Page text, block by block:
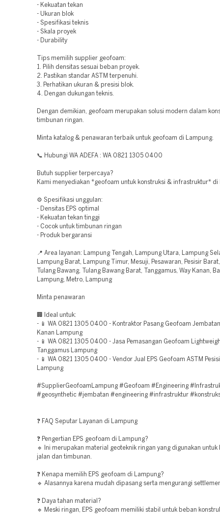
- Kekuatan tekan
- Ukuran blok
- Spesifikasi teknis
- Skala proyek
- Durability
Tips memilih supplier geofoam:
1. Pilih densitas sesuai beban proyek.
2. Pastikan standar ASTM terpenuhi.
3. Perhatikan ukuran & presisi blok.
4. Dengan dukungan teknis.
Dengan demikian, geofoam merupakan solusi modern dalam
timbunan ringan.
Minta katalog & penawaran terbaik untuk geofoam di Lampung.
📞 Hubungi WA ADEFA : WA 0821 1305 0400
Butuh supplier terpercaya?
Kami menyediakan *geofoam untuk konstruksi & infrastruktur* di
⚙️ Spesifikasi unggulan:
- Densitas EPS optimal
- Kekuatan tekan tinggi
- Cocok untuk timbunan ringan
- Produk bergaransi
📍 Area layanan: Lampung Tengah, Lampung Utara, Lampung
Lampung Barat, Lampung Timur, Mesuji, Pesawaran, Pesisir
Tulang Bawang, Tulang Bawang Barat, Tanggamus, Way Kanan,
Lampung, Metro, Lampung
Minta penawaran
🏢 Ideal untuk:
- 📱 WA 0821 1305 0400 - Kontraktor Pasang Geofoam
Kanan Lampung
- 📱 WA 0821 1305 0400 - Jasa Pemasangan Geofoam
Tanggamus Lampung
- 📱 WA 0821 1305 0400 - Vendor Jual EPS Geofoam ASTM
Lampung
#SupplierGeofoamLampung #Geofoam #Engineering
#geosynthetic #jembatan #engineering #infrastruktur
❓ FAQ Seputar Layanan di Lampung
❓ Pengertian EPS geofoam di Lampung?
🔹 Ini merupakan material geoteknik ringan yang digunakan untuk
jalan dan timbunan.
❓ Kenapa memilih EPS geofoam di Lampung?
🔹 Alasannya karena mudah dipasang serta mengurangi
❓ Daya tahan material?
🔹 Meski ringan, EPS geofoam memiliki stabil untuk beban